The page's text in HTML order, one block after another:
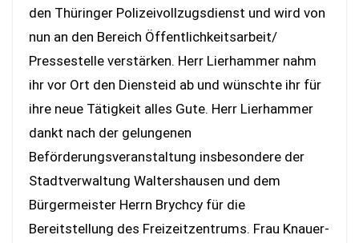
den Thüringer Polizeivollzugsdienst und wird von
nun an den Bereich Öffentlichkeitsarbeit/
Pressestelle verstärken. Herr Lierhammer nahm
ihr vor Ort den Diensteid ab und wünschte ihr für
ihre neue Tätigkeit alles Gute. Herr Lierhammer
dankt nach der gelungenen
Beförderungsveranstaltung insbesondere der
Stadtverwaltung Waltershausen und dem
Bürgermeister Herrn Brychcy für die
Bereitstellung des Freizeitzentrums. Frau Knauer-